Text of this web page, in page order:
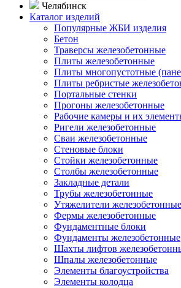
Челябинск
Каталог изделий
Популярные ЖБИ изделия
Бетон
Траверсы железобетонные
Плиты железобетонные
Плиты многопустотные
Плиты ребристые
Портальные стенки
Прогоны железобетонные
Рабочие камеры и их
Ригели железобетонные
Сваи железобетонные
Стеновые блоки
Стойки железобетонные
Столбы железобетонные
Закладные детали
Трубы железобетонные
Утяжелители железобетонные
Фермы железобетонные
Фундаментные блоки
Фундаменты железобетонные
Шахты лифтов
Шпалы железобетонные
Элементы благоустройства
Элементы колодца